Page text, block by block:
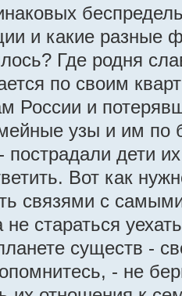
и какие разные
Где родня
по своим
России и
узы и им по
пострадали дети
Вот как
связями с
не стараться
существ -
- не